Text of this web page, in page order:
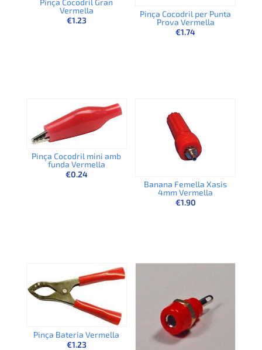
Vermella
€1.23
Pinça Cocodril per Punta
Prova Vermella
€1.74
Pinça Cocodril mini amb
funda Vermella
€0.24
Banana Femella Xasis
4mm Vermella
€1.90
Pinça Bateria Vermella
€1.23